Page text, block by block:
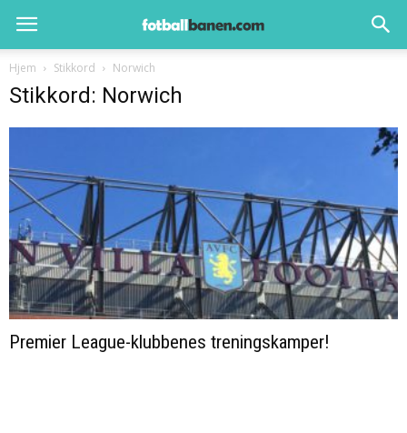
Hjem Stikkord Norwich
Stikkord: Norwich
Premier League-klubbenes treningskamper!